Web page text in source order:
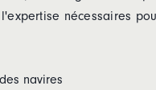
nécessaires
navires